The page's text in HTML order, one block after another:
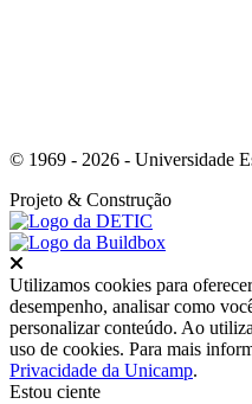
© 1969 - 2026 - Universidade
Projeto & Construção
Utilizamos cookies para
desempenho, analisar como
personalizar conteúdo. Ao
uso de cookies. Para mais
Privacidade da Unicamp.
Estou ciente